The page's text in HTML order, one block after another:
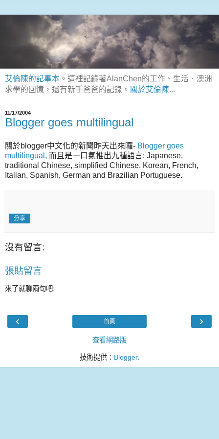
艾倫陳的記事本 。這裡記錄著AlanChen的工作、生活、澳洲
求學的回憶，還有新手爸爸的記錄。 關於艾倫陳...
11/17/2004
Blogger goes multilingual
關於blogger中文化的新聞昨天出來囉- Blogger goes
multilingual , 而且是一口氣推出九種語言: Japanese,
traditional Chinese, simplified Chinese, Korean, French,
Italian, Spanish, German and Brazilian Portuguese.
分享
沒有留言:
張貼留言
來了就聊兩句吧:
‹ ›
首頁
查看網路版
技術提供： Blogger.